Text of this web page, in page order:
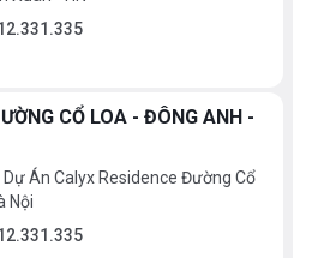
Có
CỔ LOA - ĐÔNG ANH -
Án Calyx Residence Đường Cổ
Nội